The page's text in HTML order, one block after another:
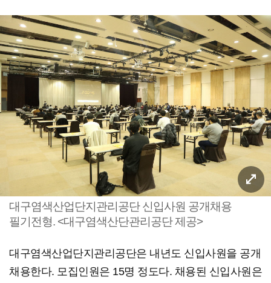
대구염색산업단지관리공단 신입사원 공개채용
필기전형. <대구염색산단관리공단 제공>
대구염색산업단지관리공단은 내년도 신입사원을 공개
채용한다. 모집인원은 15명 정도다. 채용된 신입사원은